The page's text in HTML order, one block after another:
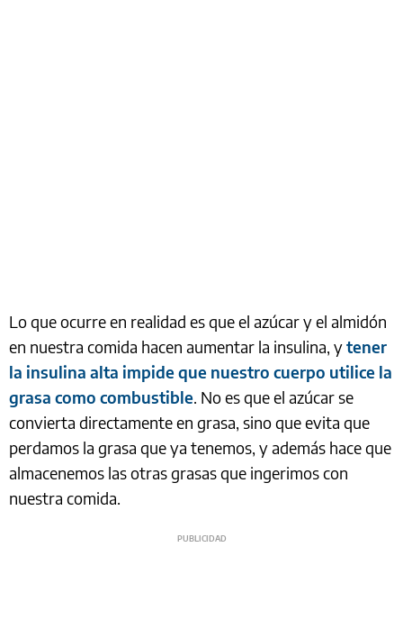
Lo que ocurre en realidad es que el azúcar y el almidón
en nuestra comida hacen aumentar la insulina, ytener
la insulina alta impide que nuestro cuerpo utilice la
grasa como combustible. No es que el azúcar se
convierta directamente en grasa, sino que evita que
perdamos la grasa que ya tenemos, y además hace que
almacenemos las otras grasas que ingerimos con
nuestra comida.